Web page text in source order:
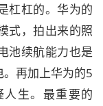
杠杠的。华为的
式，拍出来的照
池续航能力也是
再加上华为的5
生。最重要的